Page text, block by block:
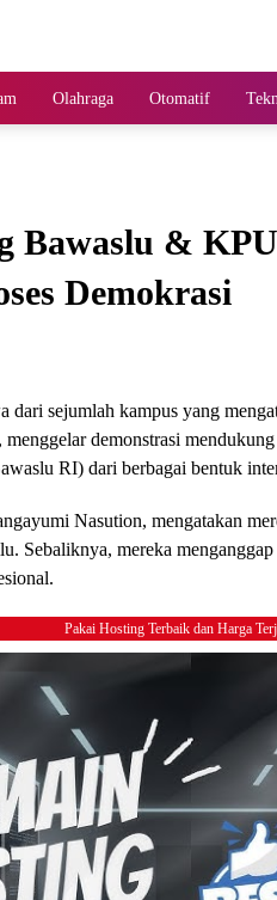
Olahraga Otomatif
Bawaslu &
Demokrasi
dari sejumlah kampus yang
menggelar demonstrasi
RI) dari berbagai bentuk
Nasution, mengatakan
Sebaliknya, mereka
Pakai Hosting Terbaik dan Harga